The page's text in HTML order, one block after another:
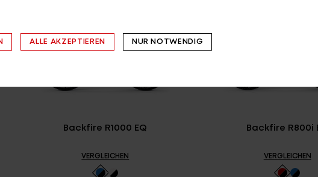
Backfire R1000 EQ
VERGLEICHEN
Backfire R800i
VERGLEICHEN
ALLE AKZEPTIEREN NUR NOTWENDIG